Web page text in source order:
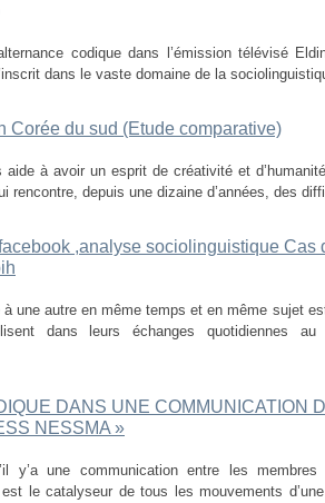
codique dans l’émission télévisé
dans le vaste domaine de la
Corée du sud (Etude comparative)
aide à avoir un esprit de créativité et
rencontre, depuis une dizaine d’années, des
,analyse sociolinguistique Cas
une autre en même temps et en même sujet
dans leurs échanges quotidiennes au
DANS UNE COMMUNICATION
NESSMA »
y’a une communication entre les
le catalyseur de tous les mouvements